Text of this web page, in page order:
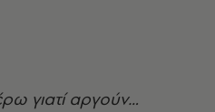
γιατί αργούν…